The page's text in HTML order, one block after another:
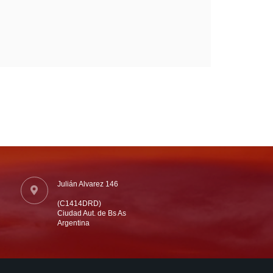
Julián Alvarez 146
(C1414DRD)
Ciudad Aut. de Bs As
Argentina